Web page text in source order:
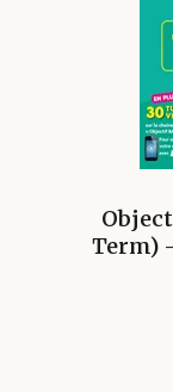
Term)